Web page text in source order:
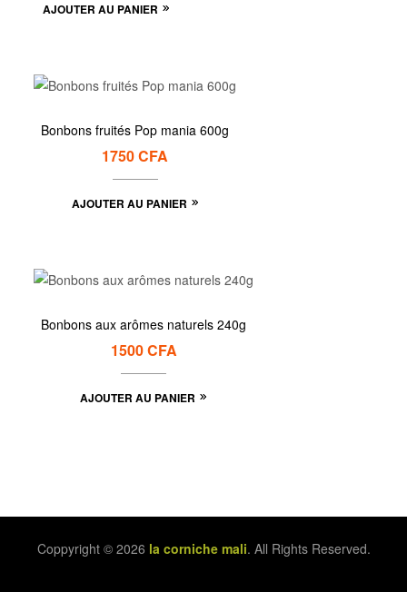
AJOUTER AU PANIER
Bonbons fruités Pop mania 600g
1750CFA
AJOUTER AU PANIER
Bonbons aux arômes naturels 240g
1500CFA
AJOUTER AU PANIER
Coppyright © 2026 la corniche mali. All Rights Reserved.